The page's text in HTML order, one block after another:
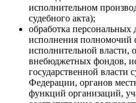
исполнительном
судебного акта);
обработка
исполнения полномочий
исполнительной власти,
внебюджетных фондов,
государственной власти
Федерации, органов
функций организаций,